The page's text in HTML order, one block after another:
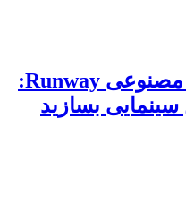
قابلیت خیره‌کننده هوش مصنوعی Runway:
سینمایی بسازید